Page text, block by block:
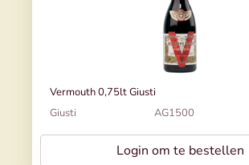
Vermouth 0,75lt Giusti
Giusti
AG1500
Login om te bestellen